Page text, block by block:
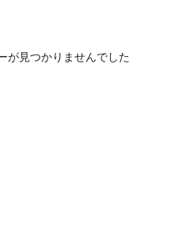
が見つかりませんでした